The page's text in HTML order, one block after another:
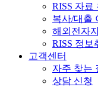
RISS 자료
복사/대출
해외전자
RISS 정보
고객센터
자주 찾는
상담 신청